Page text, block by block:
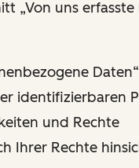
„Von uns erfasste
identifizierbaren
und Rechte
Ihrer Rechte